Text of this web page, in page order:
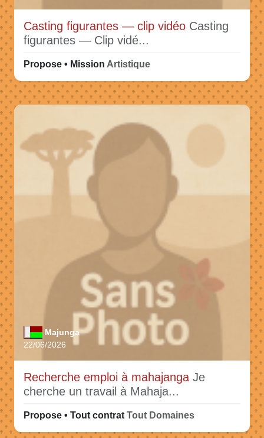
Casting figurantes — clip vidéo Casting
figurantes — Clip vidé...
Propose • Mission Artistique
Majunga
22/06/2026
Recherche emploi à mahajanga Je
cherche un travail à Mahaja...
Propose • Tout contrat Tout Domaines